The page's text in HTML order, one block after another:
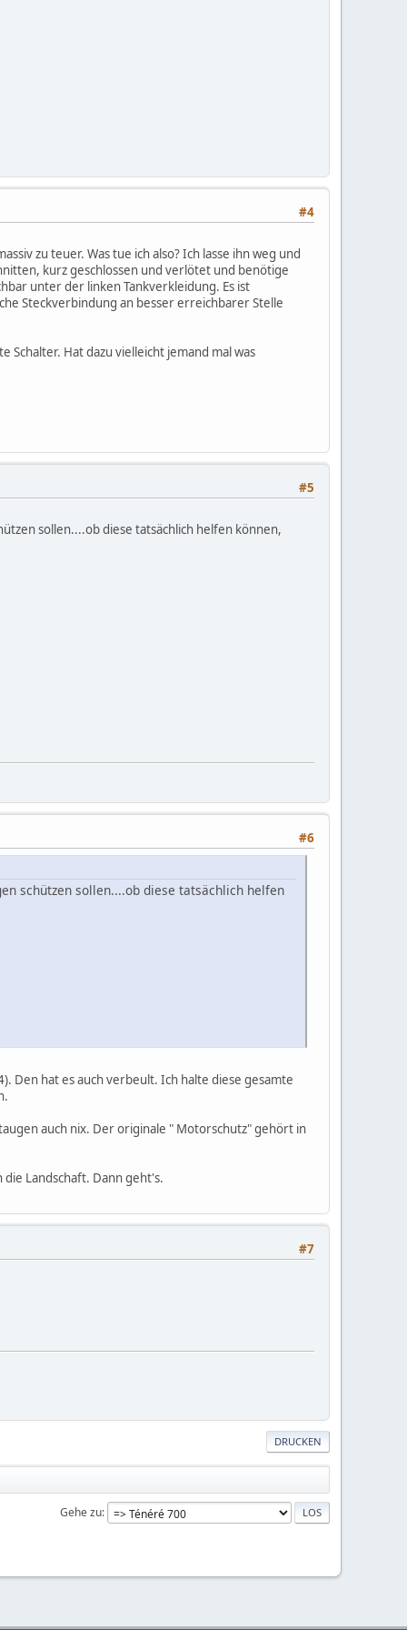
#4
zu teuer. Was tue ich also? Ich lasse ihn weg und
kurz geschlossen und verlötet und benötige
unter der linken Tankverkleidung. Es ist
Steckverbindung an besser erreichbarer Stelle
Hat dazu vielleicht jemand mal was
#5
sollen....ob diese tatsächlich helfen können,
#6
schützen sollen....ob diese tatsächlich helfen
Den hat es auch verbeult. Ich halte diese gesamte
auch nix. Der originale " Motorschutz" gehört in
Landschaft. Dann geht's.
#7
DRUCKEN
Gehe zu